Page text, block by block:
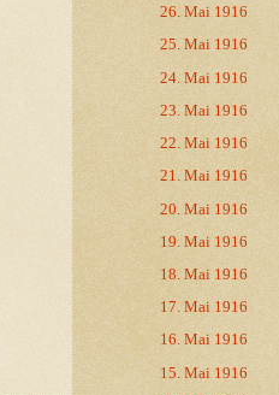
26. Mai 1916
25. Mai 1916
24. Mai 1916
23. Mai 1916
22. Mai 1916
21. Mai 1916
20. Mai 1916
19. Mai 1916
18. Mai 1916
17. Mai 1916
16. Mai 1916
15. Mai 1916